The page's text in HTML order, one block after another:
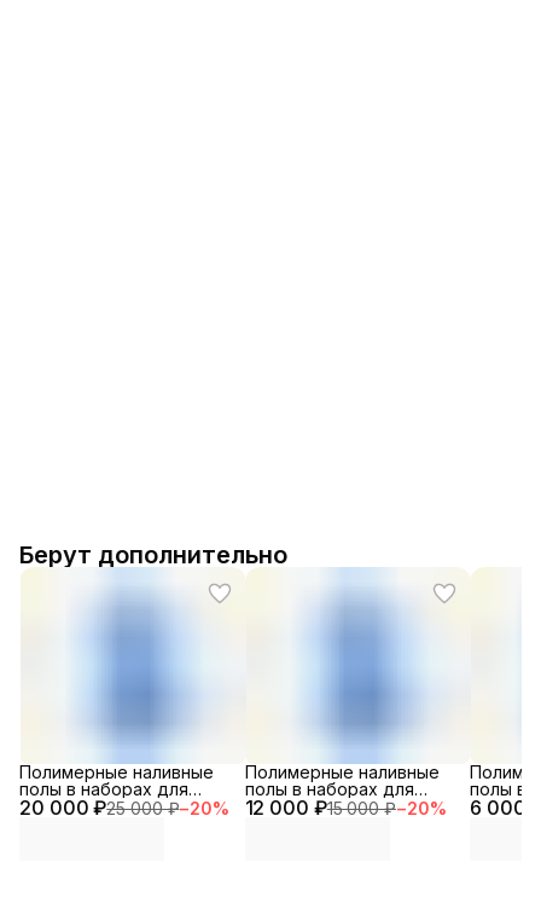
Берут дополнительно
20 000 ₽25 000 ₽−20%
Полимерные наливные
полы в наборах для
помещений
12 000 ₽15 000 ₽−20%
Полимерные наливные
полы в наборах для
помещений особого
6 000
полы в